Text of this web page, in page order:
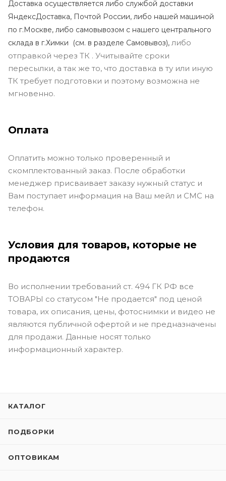
Доставка осуществляется либо службой доставки
ЯндексДоставка, Почтой России, либо нашей машиной
по г.Москве, либо самовывозом с нашего центрального
склада в г.Химки (см. в разделе Самовывоз), либо
отправкой через ТК . Учитывайте сроки
пересылки, а так же то, что доставка в ту или иную
ТК требует подготовки и поэтому возможна не
мгновенно.
Оплата
Оплатить можно только проверенный и
скомплектованный заказ. После обработки
менеджер присваивает заказу нужный статус и
Вам поступает информация на Ваш мейл и СМС на
телефон.
Условия для товаров, которые не
продаются
Во исполнении требований ст. 494 ГК РФ все
ТОВАРЫ со статусом "Не продается" под ценой
товара, их описания, цены, фотоснимки и видео не
являются публичной офертой и не предназначены
для продажи. Данные носят только
информационный характер.
КАТАЛОГ
ПОДБОРКИ
ОПТОВИКАМ